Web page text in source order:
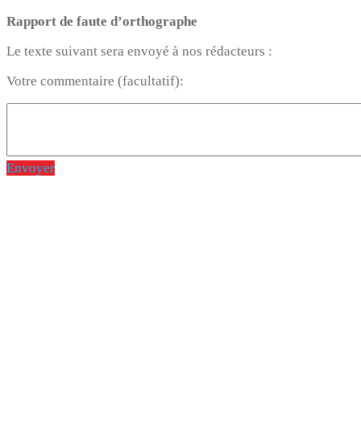
Rapport de faute d’orthographe
Le texte suivant sera envoyé à nos rédacteurs :
Votre commentaire (facultatif):
Envoyer